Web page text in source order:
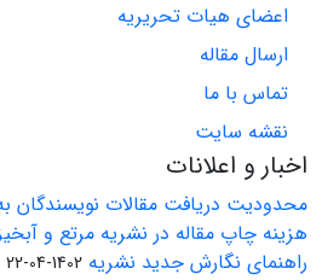
اعضای هیات تحریریه
ارسال مقاله
تماس با ما
نقشه سایت
اخبار و اعلانات
محدودیت دریافت مقالات نویسندگان
هزینه چاپ مقاله در نشریه مرتع و
راهنمای نگارش جدید نشریه 1402-04-22